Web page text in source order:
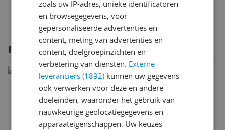
Specificaties
Productomschrijving
zoals uw IP-adres, unieke identificatoren
en browsegegevens, voor
gepersonaliseerde advertenties en
content, meting van advertenties en
content, doelgroepinzichten en
verbetering van diensten. Externe
leveranciers (1892) kunnen uw gegevens
ook verwerken voor deze en andere
doeleinden, waaronder het gebruik van
nauwkeurige geolocatiegegevens en
apparaateigenschappen. Uw keuzes